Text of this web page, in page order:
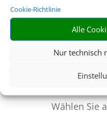
Cookie-Richtlinie
Alle
Nur technisch
Wählen Sie